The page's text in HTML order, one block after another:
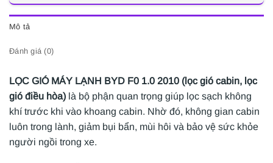
Mô tả
Đánh giá (0)
LỌC GIÓ MÁY LẠNH BYD F0 1.0 2010 (lọc gió cabin, lọc
gió điều hòa) là bộ phận quan trọng giúp lọc sạch không
khí trước khi vào khoang cabin. Nhờ đó, không gian cabin
luôn trong lành, giảm bụi bẩn, mùi hôi và bảo vệ sức khỏe
người ngồi trong xe.